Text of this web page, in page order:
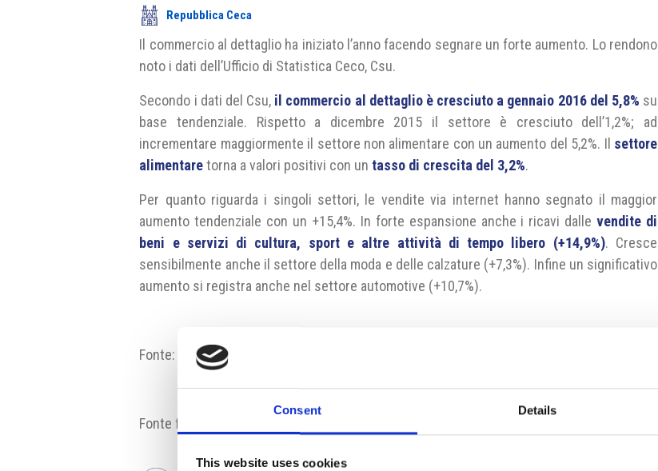
Consent Details
This website uses cookies
Repubblica Ceca
Il commercio al dettaglio ha iniziato l’anno facendo segnare un forte aumento. Lo rendono
noto i dati dell’Ufficio di Statistica Ceco, Csu.
Secondo i dati del Csu, il commercio al dettaglio è cresciuto a gennaio 2016 del 5,8% su
base tendenziale. Rispetto a dicembre 2015 il settore è cresciuto dell’1,2%; ad
incrementare maggiormente il settore non alimentare con un aumento del 5,2%. Il settore
alimentaretorna a valori positivi con untasso di crescita del 3,2%.
Per quanto riguarda i singoli settori, le vendite via internet hanno segnato il maggior
aumento tendenziale con un +15,4%. In forte espansione anche i ricavi dallevendite di
beni e servizi di cultura, sport e altre attività di tempo libero (+14,9%). Cresce
sensibilmente anche il settore della moda e delle calzature (+7,3%). Infine un significativo
aumento si registra anche nel settore automotive (+10,7%).
Fonte: https://www.czso.cz/csu/czso/cri/maloobchod-leden-2016
Fonte fotografia: Pixabay